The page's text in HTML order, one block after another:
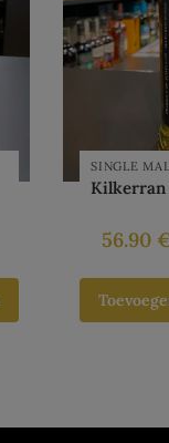
SINGLE
Kilkerran
56.90